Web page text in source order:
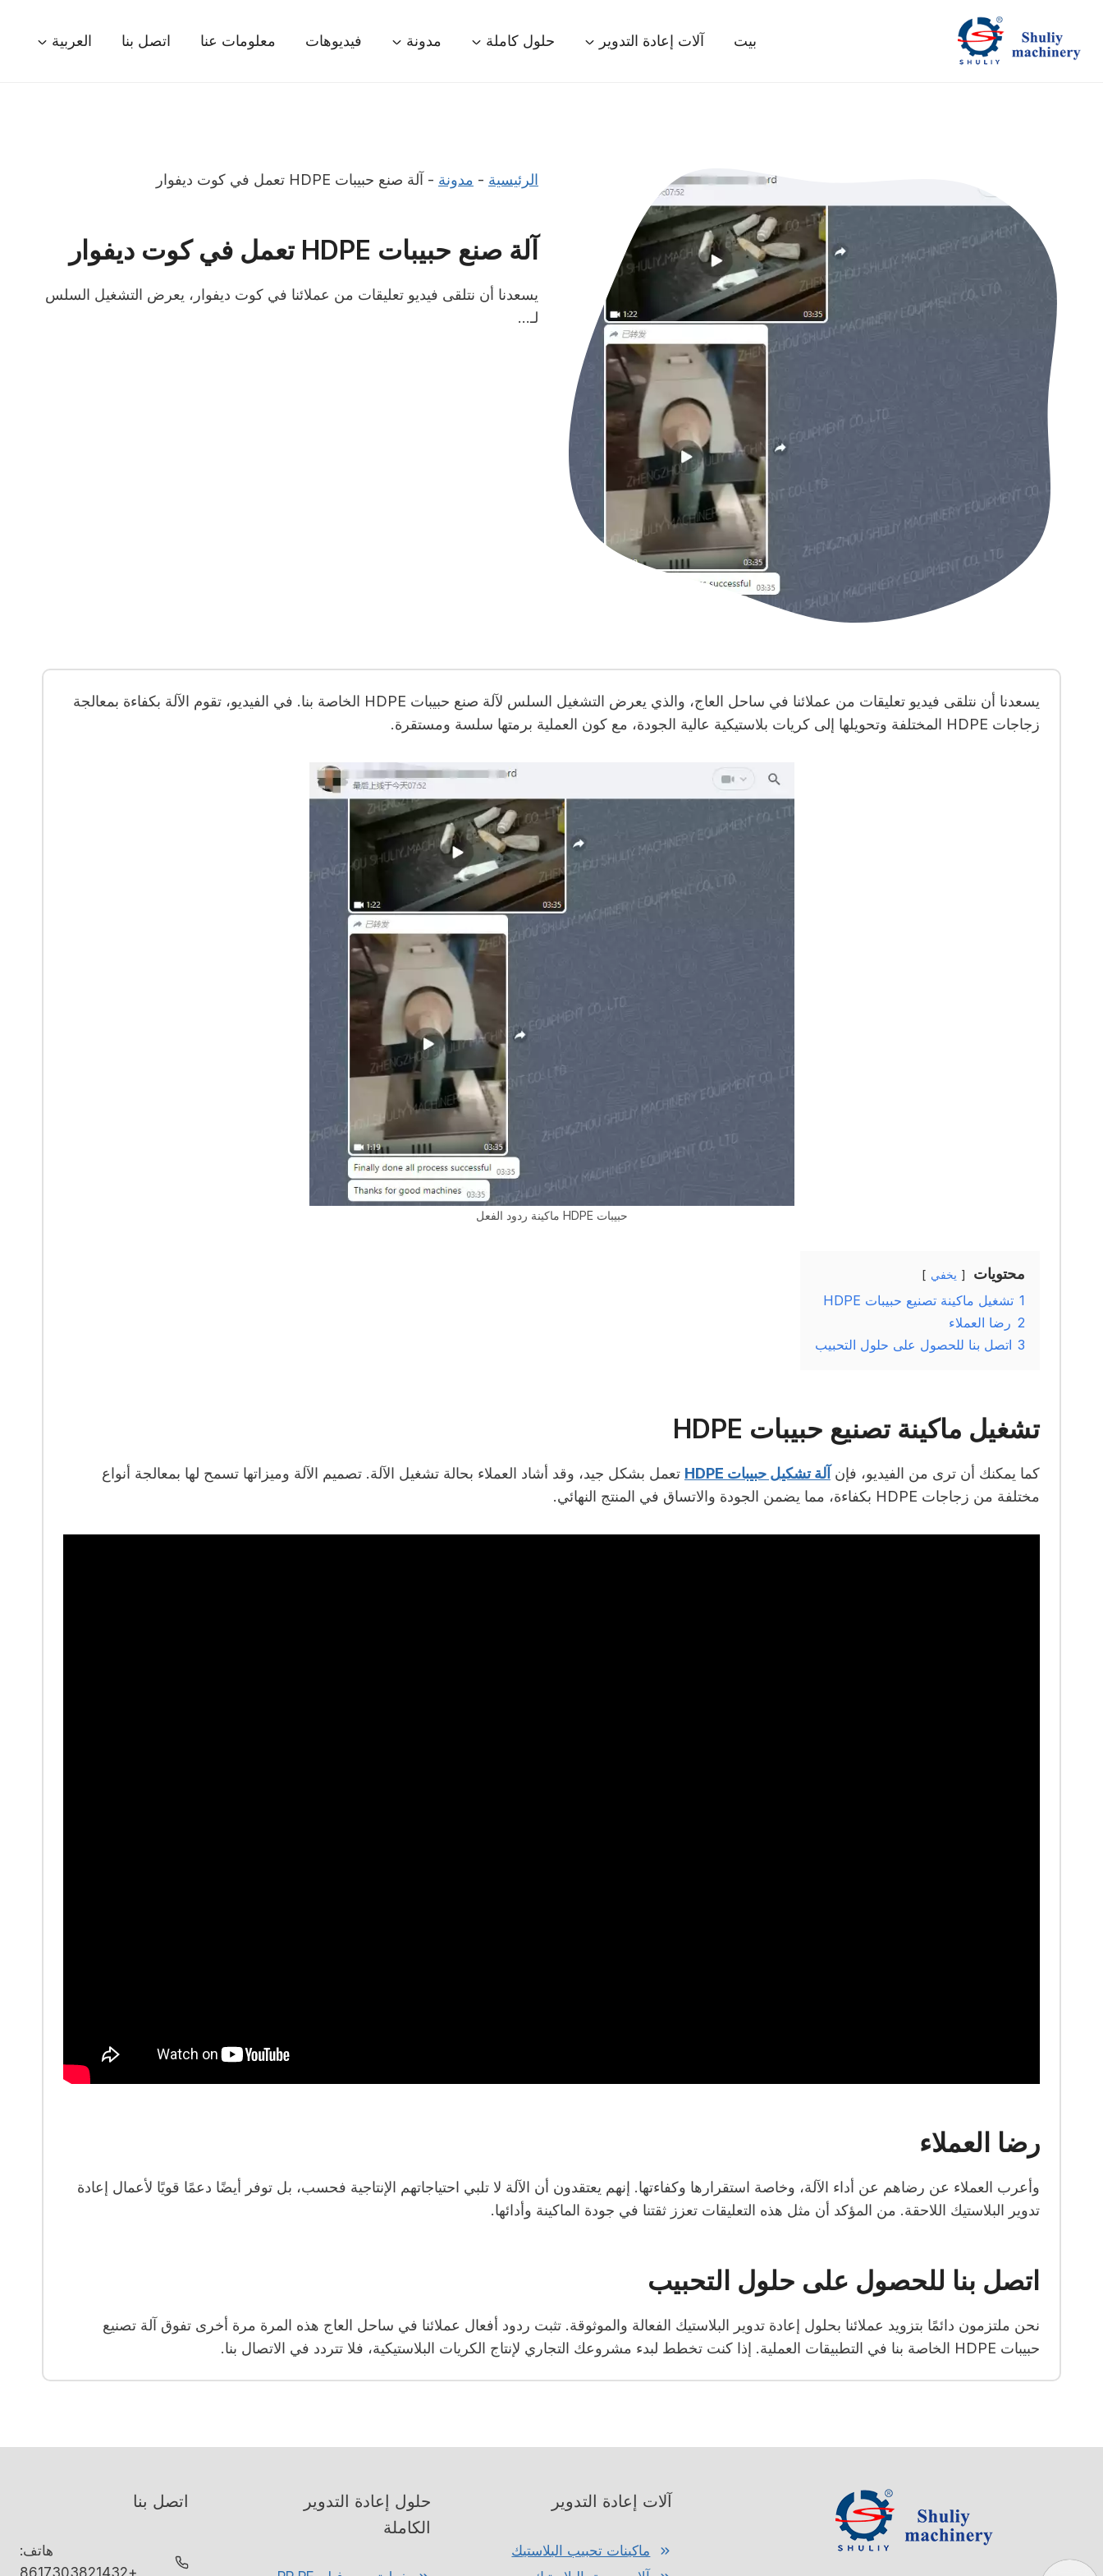
المحتوى
بيت آلات إعادة التدوير حلول كاملة مدونة فيديوهات معلومات عنا اتصل بنا العربية
الرئيسية - مدونة - آلة صنع حبيبات HDPE تعمل في كوت ديفوار
آلة صنع حبيبات HDPE تعمل في كوت ديفوار
يسعدنا أن نتلقى فيديو تعليقات من عملائنا في كوت ديفوار، يعرض التشغيل السلس
لـ...
يسعدنا أن نتلقى فيديو تعليقات من عملائنا في ساحل العاج، والذي يعرض التشغيل السلس لآلة صنع حبيبات HDPE الخاصة بنا. في الفيديو، تقوم الآلة بكفاءة بمعالجة
زجاجات HDPE المختلفة وتحويلها إلى كريات بلاستيكية عالية الجودة، مع كون العملية برمتها سلسة ومستقرة.
حبيبات HDPE ماكينة ردود الفعل
محتويات يخفي
1 تشغيل ماكينة تصنيع حبيبات HDPE
2 رضا العملاء
3 اتصل بنا للحصول على حلول التحبيب
تشغيل ماكينة تصنيع حبيبات HDPE
كما يمكنك أن ترى من الفيديو، فإن آلة تشكيل حبيبات HDPE
تعمل بشكل جيد، وقد أشاد العملاء بحالة تشغيل الآلة. تصميم الآلة وميزاتها تسمح لها بمعالجة أنواع
مختلفة من زجاجات HDPE بكفاءة، مما يضمن الجودة والاتساق في المنتج النهائي.
رضا العملاء
وأعرب العملاء عن رضاهم عن أداء الآلة، وخاصة استقرارها وكفاءتها. إنهم يعتقدون أن الآلة لا تلبي احتياجاتهم الإنتاجية فحسب، بل توفر أيضًا دعمًا قويًا لأعمال إعادة
تدوير البلاستيك اللاحقة. من المؤكد أن مثل هذه التعليقات تعزز ثقتنا في جودة الماكينة وأدائها.
اتصل بنا للحصول على حلول التحبيب
نحن ملتزمون دائمًا بتزويد عملائنا بحلول إعادة تدوير البلاستيك الفعالة والموثوقة. تثبت ردود أفعال عملائنا في ساحل العاج هذه المرة مرة أخرى تفوق آلة تصنيع
حبيبات HDPE الخاصة بنا في التطبيقات العملية. إذا كنت تخطط لبدء مشروعك التجاري لإنتاج الكريات البلاستيكية، فلا تتردد في الاتصال بنا.
آلات إعادة التدوير
ماكينات تحبيب البلاستيك
حلول إعادة التدوير
الكاملة
اتصل بنا
هاتف: